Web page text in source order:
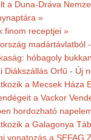
a Duna-Dráva
»
finom receptjei »
madártávlatból
hóbagoly
Diákszállás Orfű - Új
a Mecsek Háza
a Vackor
hordozható
a Galagonya
vonatozás a SEFAG